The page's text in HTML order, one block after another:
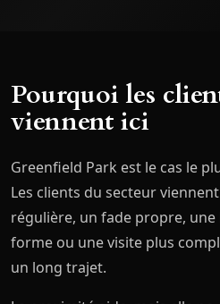
Pourquoi les
viennent ici
Greenfield Park est le cas le
Les clients du secteur
régulière, un fade propre,
forme ou une visite plus
un long trajet.